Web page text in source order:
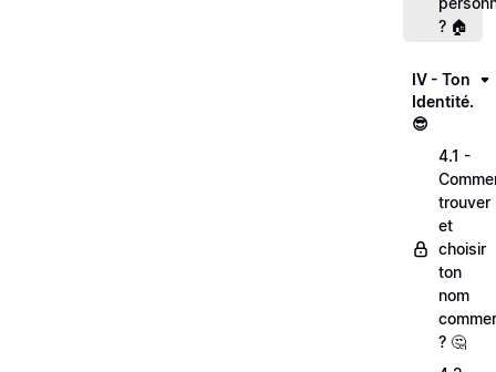
? 🏠
IV - Ton
Identité.
😎
4.1 -
trouver
et
choisir
ton
nom
? 🤔